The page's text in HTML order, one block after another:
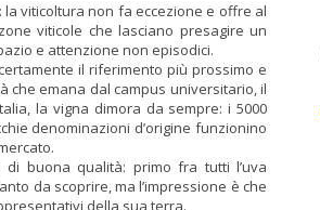
viticoltura non fa eccezione e offre al
viticole che lasciano presagire un
e attenzione non episodici.
il riferimento più prossimo e
che emana dal campus universitario, il
la vigna dimora da sempre: i 5000
denominazioni d’origine funzionino
buona qualità: primo fra tutti l’uva
da scoprire, ma l’impressione è che
della sua terra.